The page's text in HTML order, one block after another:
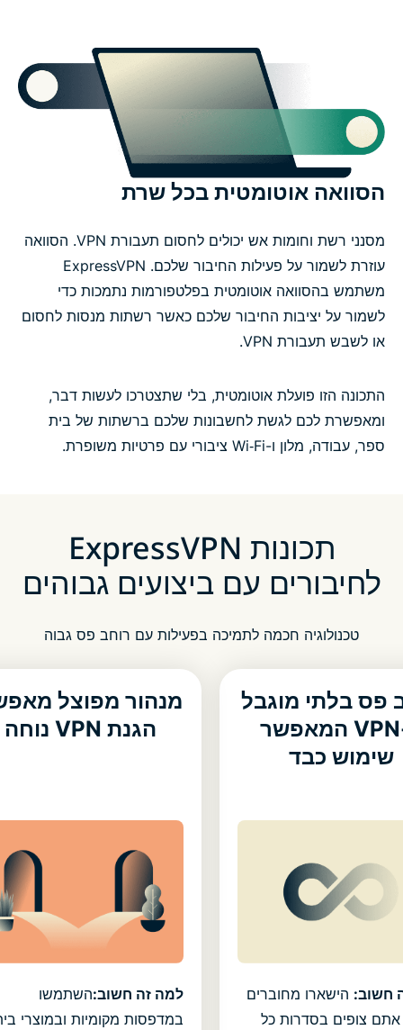
הסוואה אוטומטית בכל שרת
מסנני רשת וחומות אש יכולים לחסום תעבורת VPN. הסוואה
עוזרת לשמור על פעילות החיבור שלכם. ExpressVPN
משתמש בהסוואה אוטומטית בפלטפורמות נתמכות כדי
לשמור על יציבות החיבור שלכם כאשר רשתות מנסות לחסום
או לשבש תעבורת VPN.
התכונה הזו פועלת אוטומטית, בלי שתצטרכו לעשות דבר,
ומאפשרת לכם לגשת לחשבונות שלכם ברשתות של בית
ספר, עבודה, מלון ו-Wi‑Fi ציבורי עם פרטיות משופרת.
תכונות ExpressVPN
לחיבורים עם ביצועים גבוהים
טכנולוגיה חכמה לתמיכה בפעילות עם רוחב פס גבוה
פס בלתי מוגבל
ל-VPN המאפשר
שימוש כבד
חשוב: הישארו מחוברים
צופים בסדרות כל
מנהור מפוצל
הגנת VPN נוחה
למה זה חשוב:השתמשו
במדפסות מקומיות ובמוצרי